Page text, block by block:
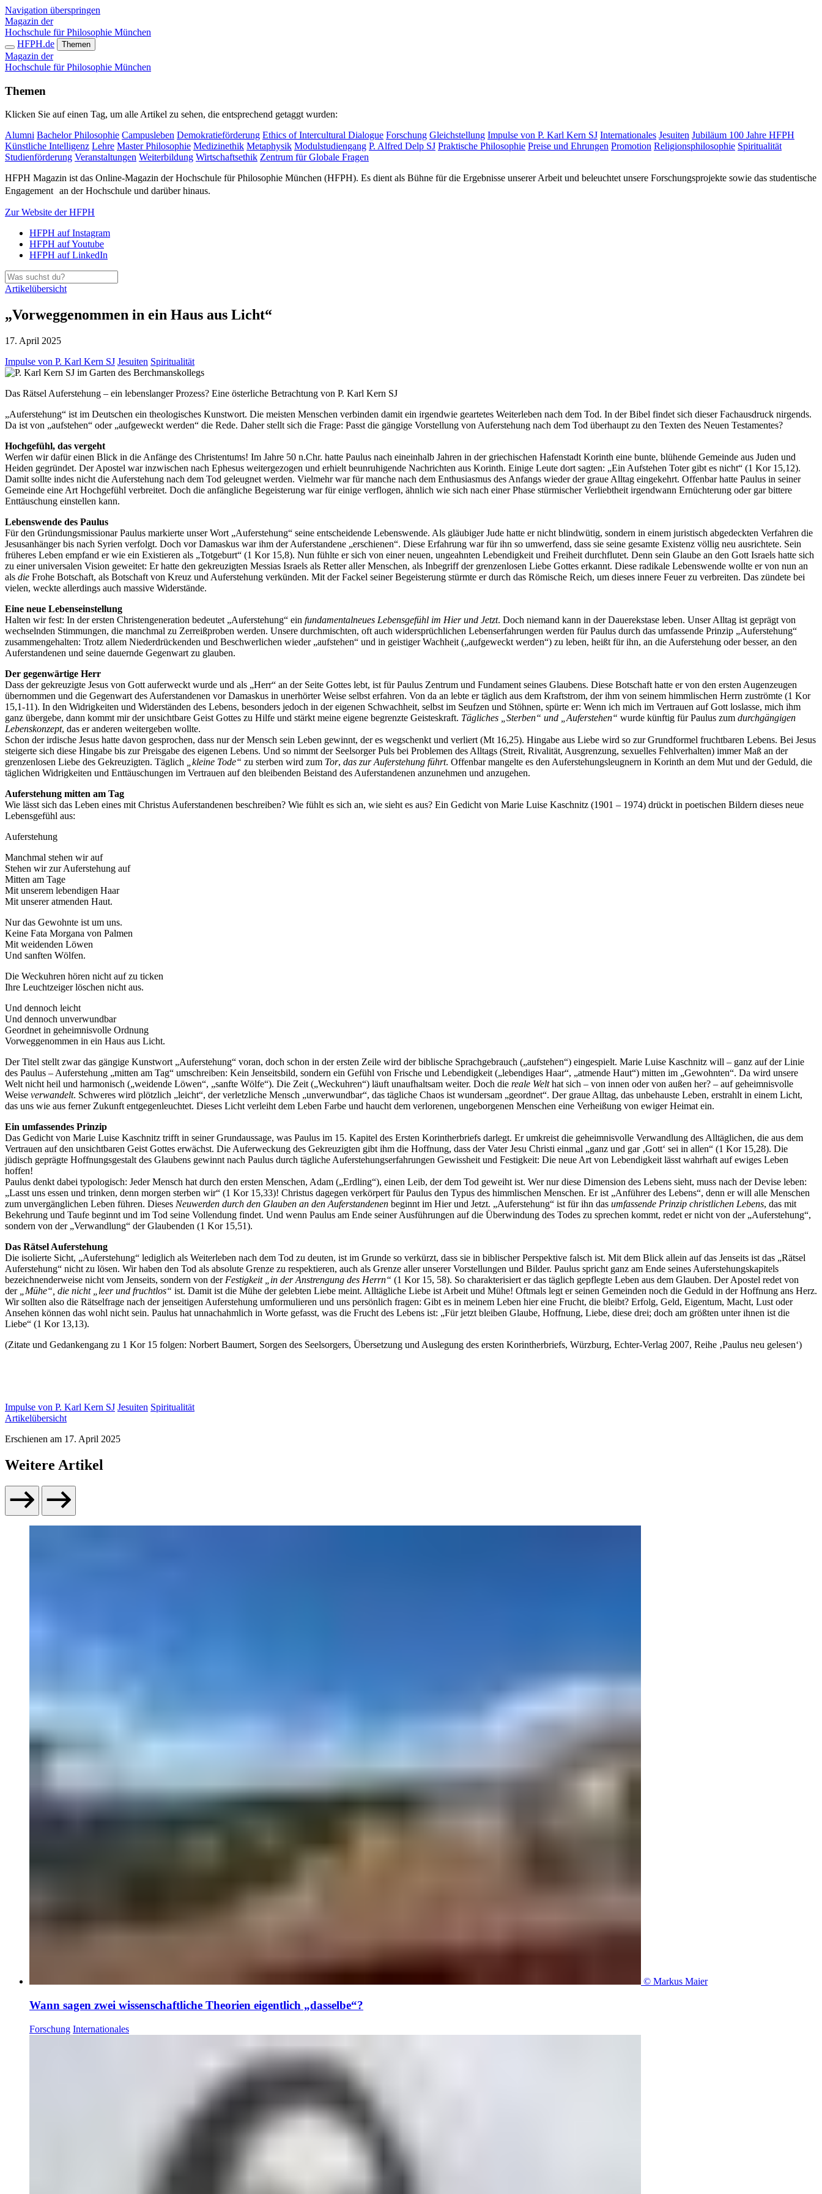
Navigation überspringen
Magazin der
Hochschule für Philosophie München
HFPH.de
Themen
Magazin der
Hochschule für Philosophie München
Themen
Klicken Sie auf einen Tag, um alle Artikel zu sehen, die entsprechend getaggt wurden:
Alumni Bachelor Philosophie Campusleben Demokratieförderung Ethics of Intercultural Dialogue Forschung Gleichstellung Impulse von P. Karl Kern SJ Internationales Jesuiten Jubiläum 100 Jahre HFPH
Künstliche Intelligenz Lehre Master Philosophie Medizinethik Metaphysik Modulstudiengang P. Alfred Delp SJ Praktische Philosophie Preise und Ehrungen Promotion Religionsphilosophie Spiritualität
Studienförderung Veranstaltungen Weiterbildung Wirtschaftsethik Zentrum für Globale Fragen
HFPH Magazin ist das Online-Magazin der Hochschule für Philosophie München (HFPH). Es dient als Bühne für die Ergebnisse unserer Arbeit und beleuchtet unsere Forschungsprojekte sowie das studentische
Engagement an der Hochschule und darüber hinaus.
Zur Website der HFPH
HFPH auf Instagram
HFPH auf Youtube
HFPH auf LinkedIn
Artikelübersicht
„Vorweggenommen in ein Haus aus Licht“
17. April 2025
Impulse von P. Karl Kern SJ Jesuiten Spiritualität
Das Rätsel Auferstehung – ein lebenslanger Prozess? Eine österliche Betrachtung von P. Karl Kern SJ
„Auferstehung“ ist im Deutschen ein theologisches Kunstwort. Die meisten Menschen verbinden damit ein irgendwie geartetes Weiterleben nach dem Tod. In der Bibel findet sich dieser Fachausdruck nirgends.
Da ist von „aufstehen“ oder „aufgeweckt werden“ die Rede. Daher stellt sich die Frage: Passt die gängige Vorstellung von Auferstehung nach dem Tod überhaupt zu den Texten des Neuen Testamentes?
Hochgefühl, das vergeht
Werfen wir dafür einen Blick in die Anfänge des Christentums! Im Jahre 50 n.Chr. hatte Paulus nach eineinhalb Jahren in der griechischen Hafenstadt Korinth eine bunte, blühende Gemeinde aus Juden und
Heiden gegründet. Der Apostel war inzwischen nach Ephesus weitergezogen und erhielt beunruhigende Nachrichten aus Korinth. Einige Leute dort sagten: „Ein Aufstehen Toter gibt es nicht“ (1 Kor 15,12).
Damit sollte indes nicht die Auferstehung nach dem Tod geleugnet werden. Vielmehr war für manche nach dem Enthusiasmus des Anfangs wieder der graue Alltag eingekehrt. Offenbar hatte Paulus in seiner
Gemeinde eine Art Hochgefühl verbreitet. Doch die anfängliche Begeisterung war für einige verflogen, ähnlich wie sich nach einer Phase stürmischer Verliebtheit irgendwann Ernüchterung oder gar bittere
Enttäuschung einstellen kann.
Lebenswende des Paulus
Für den Gründungsmissionar Paulus markierte unser Wort „Auferstehung“ seine entscheidende Lebenswende. Als gläubiger Jude hatte er nicht blindwütig, sondern in einem juristisch abgedeckten Verfahren die
Jesusanhänger bis nach Syrien verfolgt. Doch vor Damaskus war ihm der Auferstandene „erschienen“. Diese Erfahrung war für ihn so umwerfend, dass sie seine gesamte Existenz völlig neu ausrichtete. Sein
früheres Leben empfand er wie ein Existieren als „Totgeburt“ (1 Kor 15,8). Nun fühlte er sich von einer neuen, ungeahnten Lebendigkeit und Freiheit durchflutet. Denn sein Glaube an den Gott Israels hatte sich
zu einer universalen Vision geweitet: Er hatte den gekreuzigten Messias Israels als Retter aller Menschen, als Inbegriff der grenzenlosen Liebe Gottes erkannt. Diese radikale Lebenswende wollte er von nun an
als die Frohe Botschaft, als Botschaft von Kreuz und Auferstehung verkünden. Mit der Fackel seiner Begeisterung stürmte er durch das Römische Reich, um dieses innere Feuer zu verbreiten. Das zündete bei
vielen, weckte allerdings auch massive Widerstände.
Eine neue Lebenseinstellung
Halten wir fest: In der ersten Christengeneration bedeutet „Auferstehung“ ein fundamentalneues Lebensgefühl im Hier und Jetzt. Doch niemand kann in der Dauerekstase leben. Unser Alltag ist geprägt von
wechselnden Stimmungen, die manchmal zu Zerreißproben werden. Unsere durchmischten, oft auch widersprüchlichen Lebenserfahrungen werden für Paulus durch das umfassende Prinzip „Auferstehung“
zusammengehalten: Trotz allem Niederdrückenden und Beschwerlichen wieder „aufstehen“ und in geistiger Wachheit („aufgeweckt werden“) zu leben, heißt für ihn, an die Auferstehung oder besser, an den
Auferstandenen und seine dauernde Gegenwart zu glauben.
Der gegenwärtige Herr
Dass der gekreuzigte Jesus von Gott auferweckt wurde und als „Herr“ an der Seite Gottes lebt, ist für Paulus Zentrum und Fundament seines Glaubens. Diese Botschaft hatte er von den ersten Augenzeugen
übernommen und die Gegenwart des Auferstandenen vor Damaskus in unerhörter Weise selbst erfahren. Von da an lebte er täglich aus dem Kraftstrom, der ihm von seinem himmlischen Herrn zuströmte (1 Kor
15,1-11). In den Widrigkeiten und Widerständen des Lebens, besonders jedoch in der eigenen Schwachheit, selbst im Seufzen und Stöhnen, spürte er: Wenn ich mich im Vertrauen auf Gott loslasse, mich ihm
ganz übergebe, dann kommt mir der unsichtbare Geist Gottes zu Hilfe und stärkt meine eigene begrenzte Geisteskraft. Tägliches „Sterben“ und „Auferstehen“ wurde künftig für Paulus zum durchgängigen
Lebenskonzept, das er anderen weitergeben wollte.
Schon der irdische Jesus hatte davon gesprochen, dass nur der Mensch sein Leben gewinnt, der es wegschenkt und verliert (Mt 16,25). Hingabe aus Liebe wird so zur Grundformel fruchtbaren Lebens. Bei Jesus
steigerte sich diese Hingabe bis zur Preisgabe des eigenen Lebens. Und so nimmt der Seelsorger Puls bei Problemen des Alltags (Streit, Rivalität, Ausgrenzung, sexuelles Fehlverhalten) immer Maß an der
grenzenlosen Liebe des Gekreuzigten. Täglich
„kleine Tode“ zu sterben wird zum Tor, das zur Auferstehung führt. Offenbar mangelte es den Auferstehungsleugnern in Korinth an dem Mut und der Geduld, die
täglichen Widrigkeiten und Enttäuschungen im Vertrauen auf den bleibenden Beistand des Auferstandenen anzunehmen und anzugehen.
Auferstehung mitten am Tag
Wie lässt sich das Leben eines mit Christus Auferstandenen beschreiben? Wie fühlt es sich an, wie sieht es aus? Ein Gedicht von Marie Luise Kaschnitz (1901 – 1974) drückt in poetischen Bildern dieses neue
Lebensgefühl aus:
Auferstehung
Manchmal stehen wir auf
Stehen wir zur Auferstehung auf
Mitten am Tage
Mit unserem lebendigen Haar
Mit unserer atmenden Haut.
Nur das Gewohnte ist um uns.
Keine Fata Morgana von Palmen
Mit weidenden Löwen
Und sanften Wölfen.
Die Weckuhren hören nicht auf zu ticken
Ihre Leuchtzeiger löschen nicht aus.
Und dennoch leicht
Und dennoch unverwundbar
Geordnet in geheimnisvolle Ordnung
Vorweggenommen in ein Haus aus Licht.
Der Titel stellt zwar das gängige Kunstwort „Auferstehung“ voran, doch schon in der ersten Zeile wird der biblische Sprachgebrauch („aufstehen“) eingespielt. Marie Luise Kaschnitz will – ganz auf der Linie
des Paulus – Auferstehung „mitten am Tag“ umschreiben: Kein Jenseitsbild, sondern ein Gefühl von Frische und Lebendigkeit („lebendiges Haar“, „atmende Haut“) mitten im „Gewohnten“. Da wird unsere
Welt nicht heil und harmonisch („weidende Löwen“, „sanfte Wölfe“). Die Zeit („Weckuhren“) läuft unaufhaltsam weiter. Doch die reale Welthat sich – von innen oder von außen her? – auf geheimnisvolle
Weise verwandelt. Schweres wird plötzlich „leicht“, der verletzliche Mensch „unverwundbar“, das tägliche Chaos ist wundersam „geordnet“. Der graue Alltag, das unbehauste Leben, erstrahlt in einem Licht,
das uns wie aus ferner Zukunft entgegenleuchtet. Dieses Licht verleiht dem Leben Farbe und haucht dem verlorenen, ungeborgenen Menschen eine Verheißung von ewiger Heimat ein.
Ein umfassendes Prinzip
Das Gedicht von Marie Luise Kaschnitz trifft in seiner Grundaussage, was Paulus im 15. Kapitel des Ersten Korintherbriefs darlegt. Er umkreist die geheimnisvolle Verwandlung des Alltäglichen, die aus dem
Vertrauen auf den unsichtbaren Geist Gottes erwächst. Die Auferweckung des Gekreuzigten gibt ihm die Hoffnung, dass der Vater Jesu Christi einmal „ganz und gar ‚Gott‘ sei in allen“ (1 Kor 15,28). Die
jüdisch geprägte Hoffnungsgestalt des Glaubens gewinnt nach Paulus durch tägliche Auferstehungserfahrungen Gewissheit und Festigkeit: Die neue Art von Lebendigkeit lässt wahrhaft auf ewiges Leben
hoffen!
Paulus denkt dabei typologisch: Jeder Mensch hat durch den ersten Menschen, Adam („Erdling“), einen Leib, der dem Tod geweiht ist. Wer nur diese Dimension des Lebens sieht, muss nach der Devise leben:
„Lasst uns essen und trinken, denn morgen sterben wir“ (1 Kor 15,33)! Christus dagegen verkörpert für Paulus den Typus des himmlischen Menschen. Er ist „Anführer des Lebens“, denn er will alle Menschen
zum unvergänglichen Leben führen. Dieses Neuwerden durch den Glauben an den Auferstandenen beginnt im Hier und Jetzt. „Auferstehung“ ist für ihn das umfassende Prinzip christlichen Lebens, das mit
Bekehrung und Taufe beginnt und im Tod seine Vollendung findet. Und wenn Paulus am Ende seiner Ausführungen auf die Überwindung des Todes zu sprechen kommt, redet er nicht von der „Auferstehung“,
sondern von der „Verwandlung“ der Glaubenden (1 Kor 15,51).
Das Rätsel Auferstehung
Die isolierte Sicht, „Auferstehung“ lediglich als Weiterleben nach dem Tod zu deuten, ist im Grunde so verkürzt, dass sie in biblischer Perspektive falsch ist. Mit dem Blick allein auf das Jenseits ist das „Rätsel
Auferstehung“ nicht zu lösen. Wir haben den Tod als absolute Grenze zu respektieren, auch als Grenze aller unserer Vorstellungen und Bilder. Paulus spricht ganz am Ende seines Auferstehungskapitels
bezeichnenderweise nicht vom Jenseits, sondern von der Festigkeit „in der Anstrengung des Herrn“ (1 Kor 15, 58). So charakterisiert er das täglich gepflegte Leben aus dem Glauben. Der Apostel redet von
der
„Mühe“, die nicht „leer und fruchtlos“ ist. Damit ist die Mühe der gelebten Liebe meint. Alltägliche Liebe ist Arbeit und Mühe! Oftmals legt er seinen Gemeinden noch die Geduld in der Hoffnung ans Herz.
Wir sollten also die Rätselfrage nach der jenseitigen Auferstehung umformulieren und uns persönlich fragen: Gibt es in meinem Leben hier eine Frucht, die bleibt? Erfolg, Geld, Eigentum, Macht, Lust oder
Ansehen können das wohl nicht sein. Paulus hat unnachahmlich in Worte gefasst, was die Frucht des Lebens ist: „Für jetzt bleiben Glaube, Hoffnung, Liebe, diese drei; doch am größten unter ihnen ist die
Liebe“ (1 Kor 13,13).
(Zitate und Gedankengang zu 1 Kor 15 folgen: Norbert Baumert, Sorgen des Seelsorgers, Übersetzung und Auslegung des ersten Korintherbriefs, Würzburg, Echter-Verlag 2007, Reihe ‚Paulus neu gelesen‘)
Impulse von P. Karl Kern SJ Jesuiten Spiritualität
Artikelübersicht
Erschienen am 17. April 2025
Weitere Artikel
© Markus Maier
Wann sagen zwei wissenschaftliche Theorien eigentlich „dasselbe“?
Forschung Internationales